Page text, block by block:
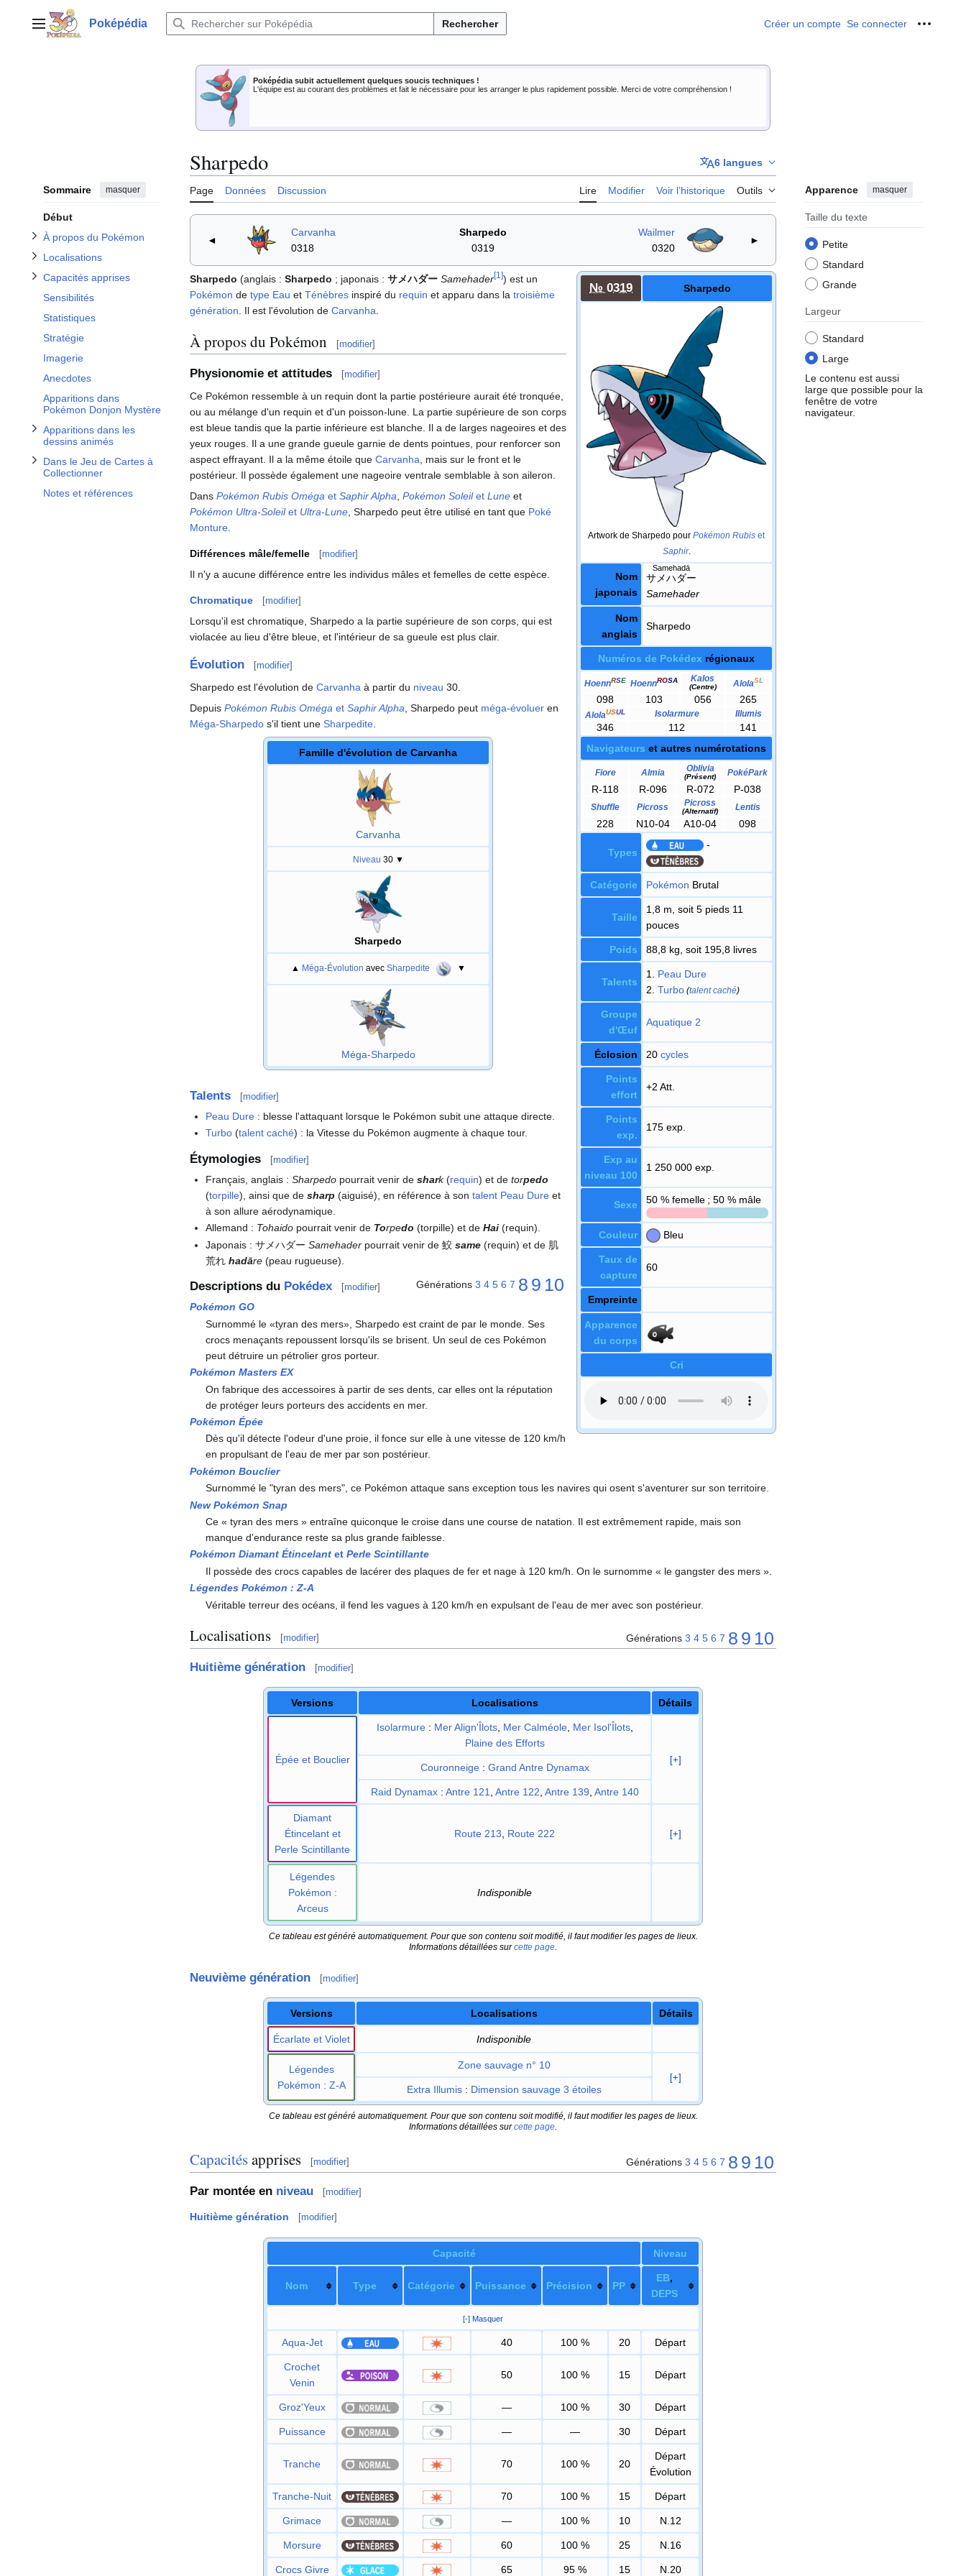
contenuMenu principalPoképédia Rechercher Créer un compte Se connecter Outils
Poképédia subit actuellement quelques soucis techniques !
L'équipe est au courant des problèmes et fait le nécessaire pour les arranger le plus rapidement possible. Merci de votre compréhension !
Sommaire masquer
Début
À propos du Pokémon
Afficher / masquer la sous-section À propos du Pokémon
Localisations
Afficher / masquer la sous-section Localisations
Capacités apprises
Afficher / masquer la sous-section Capacités apprises
Sensibilités
Statistiques
Stratégie
Imagerie
Anecdotes
Apparitions dans
Pokémon Donjon Mystère
Apparitions dans les
dessins animés
Afficher / masquer la sous-section Apparitions dans les dessins animés
Dans le Jeu de Cartes à
Collectionner
Afficher / masquer la sous-section Dans le Jeu de Cartes à Collectionner
Notes et références
Sharpedo 6 langues
Page Données Discussion Lire Modifier Voir l’historique Outils Apparence masquer
Taille du texte
Petite
Standard
Grande
Largeur
Standard
Large
Le contenu est aussi
large que possible pour la
fenêtre de votre
navigateur.
◄
Carvanha
0318
Sharpedo
0319
Wailmer
0320
►
№ 0319 Sharpedo
Artwork de Sharpedo pour Pokémon Rubis et
Saphir.
Nom
japonais
サメハダー
Samehadā
Samehader
Nom
anglais
Sharpedo
Numéros de Pokédex régionaux
HoennRSE HoennROSA Kalos
(Centre) AlolaSL
098 103 056 265
AlolaUSUL Isolarmure Illumis
346 112
141
Navigateurs et autres numérotations
Fiore Almia Oblivia
(Présent) PokéPark
R-118 R-096 R-072 P-038
Shuffle Picross Picross
(Alternatif) Lentis
228 N10-04 A10-04 098
Types
-
Catégorie Pokémon Brutal
Taille
1,8 m, soit 5 pieds 11
pouces
Poids 88,8 kg, soit 195,8 livres
Talents
1. Peau Dure
2. Turbo (talent caché)
Groupe
d'Œuf
Aquatique 2
Éclosion 20 cycles
Points
effort
+2 Att.
Points
exp.
175 exp.
Exp au
niveau 100
1 250 000 exp.
Sexe 50 % femelle ; 50 % mâle
Couleur Bleu
Taux de
capture
60
Empreinte
Apparence
du corps
Cri
Sharpedo (anglais : Sharpedo ; japonais : サメハダー Samehader[1 ]) est un
Pokémon de type Eau et Ténèbres inspiré du requin et apparu dans la troisième
génération . Il est l'évolution de Carvanha
À propos du Pokémon [modifier]
Physionomie et attitudes [modifier]
Ce Pokémon ressemble à un requin dont la partie postérieure aurait été tronquée,
ou au mélange d'un requin et d'un poisson-lune. La partie supérieure de son corps
est bleue tandis que la partie inférieure est blanche. Il a de larges nageoires et des
yeux rouges. Il a une grande gueule garnie de dents pointues, pour renforcer son
aspect effrayant. Il a la même étoile que Carvanha , mais sur le front et le
postérieur. Il possède également une nageoire ventrale semblable à son aileron.
Dans Pokémon Rubis Oméga et Saphir Alpha Pokémon Soleilet Lune et
Pokémon Ultra-Soleilet Ultra-Lune , Sharpedo peut être utilisé en tant que Poké
Monture
Différences mâle/femelle [modifier]
Il n'y a aucune différence entre les individus mâles et femelles de cette espèce.
Chromatique [modifier]
Lorsqu'il est chromatique, Sharpedo a la partie supérieure de son corps, qui est
violacée au lieu d'être bleue, et l'intérieur de sa gueule est plus clair.
Évolution [modifier]
Sharpedo est l'évolution de Carvanha à partir du niveau 30.
Depuis Pokémon Rubis Oméga et Saphir Alpha , Sharpedo peut méga-évoluer en
Méga-Sharpedo s'il tient une Sharpedite
Famille d'évolution de Carvanha
Carvanha
Niveau 30 ▼
Sharpedo
▲ Méga-Évolution avec Sharpedite ▼
Méga-Sharpedo
Talents [modifier]
Peau Dure : blesse l'attaquant lorsque le Pokémon subit une attaque directe.
Turbo (talent caché) : la Vitesse du Pokémon augmente à chaque tour.
Étymologies [modifier]
Français, anglais :Sharpedo pourrait venir deshark(requin) et detorpedo
(torpille), ainsi que desharp (aiguisé), en référence à sontalent Peau Dure et
à son allure aérodynamique.
Allemand : Tohaido pourrait venir de Torpedo (torpille) et deHai (requin).
Japonais : サメハダーSamehader pourrait venir de 鮫same (requin) et de 肌
荒れhadāre (peau rugueuse).
Descriptions du Pokédex [modifier] Générations 3 4 5 6 7 8 9 10
Pokémon GO
Surnommé le «tyran des mers», Sharpedo est craint de par le monde. Ses
crocs menaçants repoussent lorsqu'ils se brisent. Un seul de ces Pokémon
peut détruire un pétrolier gros porteur.
Pokémon Masters EX
On fabrique des accessoires à partir de ses dents, car elles ont la réputation
de protéger leurs porteurs des accidents en mer.
Pokémon Épée
Dès qu'il détecte l'odeur d'une proie, il fonce sur elle à une vitesse de 120 km/h
en propulsant de l'eau de mer par son postérieur.
Pokémon Bouclier
Surnommé le "tyran des mers", ce Pokémon attaque sans exception tous les navires qui osent s'aventurer sur son territoire.
New Pokémon Snap
Ce « tyran des mers » entraîne quiconque le croise dans une course de natation. Il est extrêmement rapide, mais son
manque d'endurance reste sa plus grande faiblesse.
Pokémon Diamant Étincelant et Perle Scintillante
Il possède des crocs capables de lacérer des plaques de fer et nage à 120 km/h. On le surnomme « le gangster des mers ».
Légendes Pokémon : Z-A
Véritable terreur des océans, il fend les vagues à 120 km/h en expulsant de l'eau de mer avec son postérieur.
Localisations [modifier] Générations 3 4 5 6 7 8 9 10
Huitième génération [modifier]
Versions Localisations Détails
Épée et Bouclier
Isolarmure : Mer Align'Îlots, Mer Calméole, Mer Isol'Îlots,
Plaine des Efforts
[+]
Couronneige : Grand Antre Dynamax
Raid Dynamax : Antre 121, Antre 122, Antre 139, Antre 140
Diamant
Étincelant et
Perle Scintillante
Route 213, Route 222 [+]
Légendes
Pokémon :
Arceus
Indisponible
Ce tableau est généré automatiquement. Pour que son contenu soit modifié, il faut modifier les pages de lieux.
Informations détaillées surcette page
Neuvième génération [modifier]
Versions Localisations Détails
Écarlate et Violet Indisponible
Légendes
Pokémon : Z-A
Zone sauvage n° 10
[+]
Extra Illumis : Dimension sauvage 3 étoiles
Ce tableau est généré automatiquement. Pour que son contenu soit modifié, il faut modifier les pages de lieux.
Informations détaillées surcette page
Capacitésapprises [modifier] Générations 3 4 5 6 7 8 9 10
Par montée en niveau [modifier]
Huitième génération [modifier]
Capacité Niveau
Nom Type Catégorie Puissance Précision PP
EB,
DEPS
[-] Masquer
Aqua-Jet 40 100 % 20 Départ
Crochet
Venin
50 100 % 15 Départ
Groz'Yeux — 100 % 30 Départ
Puissance — — 30 Départ
Tranche 70 100 % 20
Départ
Évolution
Tranche-Nuit 70 100 % 15 Départ
Grimace — 100 % 10 N.12
Morsure 60 100 % 25 N.16
Crocs Givre 65 95 % 15 N.20